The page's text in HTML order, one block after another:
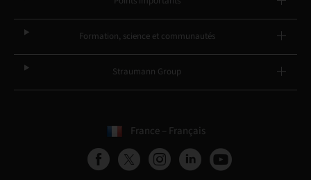
Formation, science et communautés
Straumann Group
France – Français